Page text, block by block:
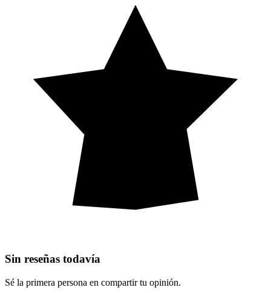
Sin reseñas todavía
Sé la primera persona en compartir tu opinión.